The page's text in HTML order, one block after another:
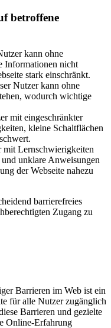
betroffene
kann ohne
Informationen nicht
stark einschränkt.
Nutzer kann ohne
wodurch wichtige
mit eingeschränkter
kleine Schaltflächen
mit Lernschwierigkeiten
unklare Anweisungen
der Webseite nahezu
barrierefreies
Zugang zu
Barrieren im Web ist ein
für alle Nutzer zugänglich
Barrieren und gezielte
Online-Erfahrung